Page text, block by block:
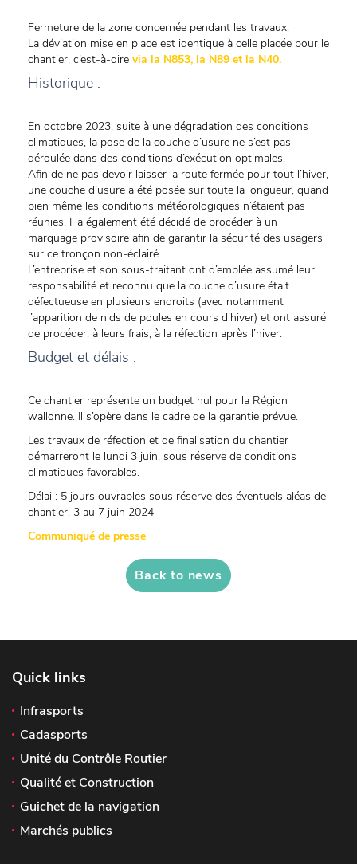
Fermeture de la zone concernée pendant les travaux.
La déviation mise en place est identique à celle placée pour le
chantier, c’est-à-dire via la N853, la N89 et la N40.
Historique :
En octobre 2023, suite à une dégradation des conditions
climatiques, la pose de la couche d’usure ne s’est pas
déroulée dans des conditions d’exécution optimales.
Afin de ne pas devoir laisser la route fermée pour tout l’hiver,
une couche d’usure a été posée sur toute la longueur, quand
bien même les conditions météorologiques n’étaient pas
réunies. Il a également été décidé de procéder à un
marquage provisoire afin de garantir la sécurité des usagers
sur ce tronçon non-éclairé.
L’entreprise et son sous-traitant ont d’emblée assumé leur
responsabilité et reconnu que la couche d’usure était
défectueuse en plusieurs endroits (avec notamment
l’apparition de nids de poules en cours d’hiver) et ont assuré
de procéder, à leurs frais, à la réfection après l’hiver.
Budget et délais :
Ce chantier représente un budget nul pour la Région
wallonne. Il s’opère dans le cadre de la garantie prévue.
Les travaux de réfection et de finalisation du chantier
démarreront le lundi 3 juin, sous réserve de conditions
climatiques favorables.
Délai : 5 jours ouvrables sous réserve des éventuels aléas de
chantier. 3 au 7 juin 2024
Communiqué de presse
Back to news
Quick links
Infrasports
Cadasports
Unité du Contrôle Routier
Qualité et Construction
Guichet de la navigation
Marchés publics